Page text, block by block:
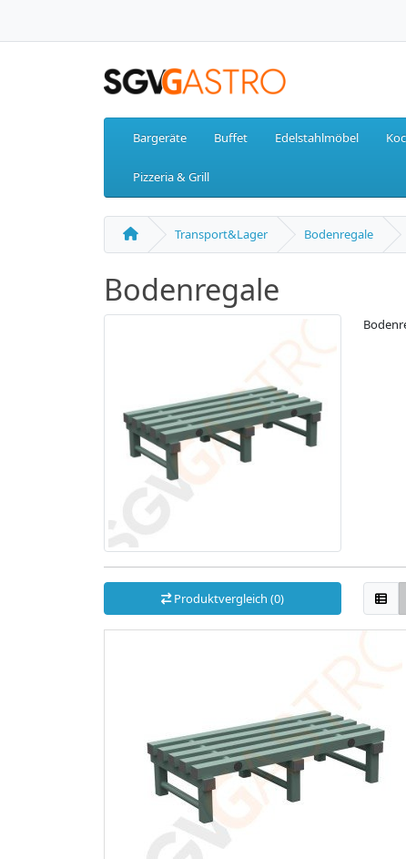
Bargeräte Buffet Edelstahlmöbel
Pizzeria & Grill
Transport&Lager Bodenregale
Bodenregale
Produktvergleich (0)